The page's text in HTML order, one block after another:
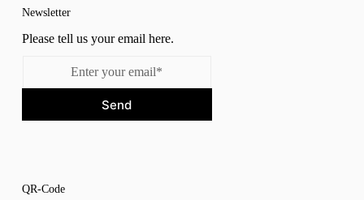
Newsletter
Please tell us your email here.
Send
QR-Code